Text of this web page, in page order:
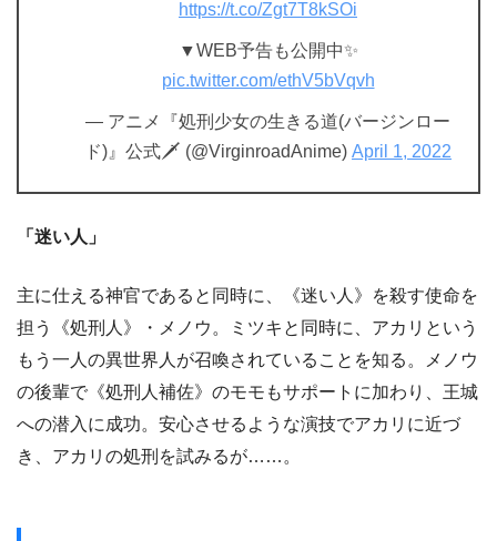
https://t.co/Zgt7T8kSOi
▼WEB予告も公開中✨
pic.twitter.com/ethV5bVqvh
— アニメ『処刑少女の生きる道(バージンロー
ド)』公式🗡 (@VirginroadAnime) April 1, 2022
「迷い人」
主に仕える神官であると同時に、《迷い人》を殺す使命を
担う《処刑人》・メノウ。ミツキと同時に、アカリという
もう一人の異世界人が召喚されていることを知る。メノウ
の後輩で《処刑人補佐》のモモもサポートに加わり、王城
への潜入に成功。安心させるような演技でアカリに近づ
き、アカリの処刑を試みるが……。